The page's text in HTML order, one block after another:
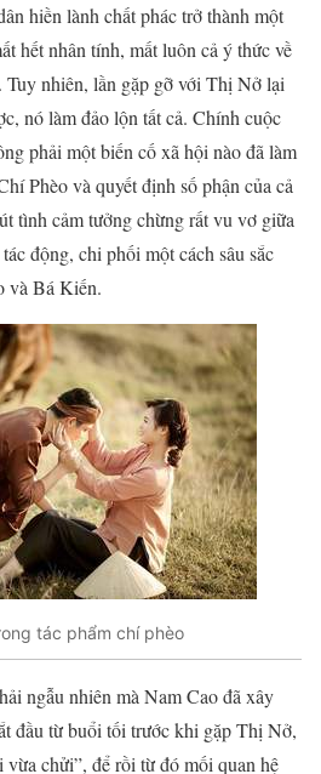
hiền lành chất phác trở thành một
hết nhân tính, mất luôn cả ý thức về
nhiên, lần gặp gỡ với Thị Nở lại
nó làm đảo lộn tất cả. Chính cuộc
phải một biến cố xã hội nào đã làm
Phèo và quyết định số phận của cả
tình cảm tưởng chừng rất vu vơ giữa
động, chi phối một cách sâu sắc
và Bá Kiến.
tác phẩm chí phèo
ngẫu nhiên mà Nam Cao đã xây
đầu từ buổi tối trước khi gặp Thị Nở,
chửi”, để rồi từ đó mối quan hệ